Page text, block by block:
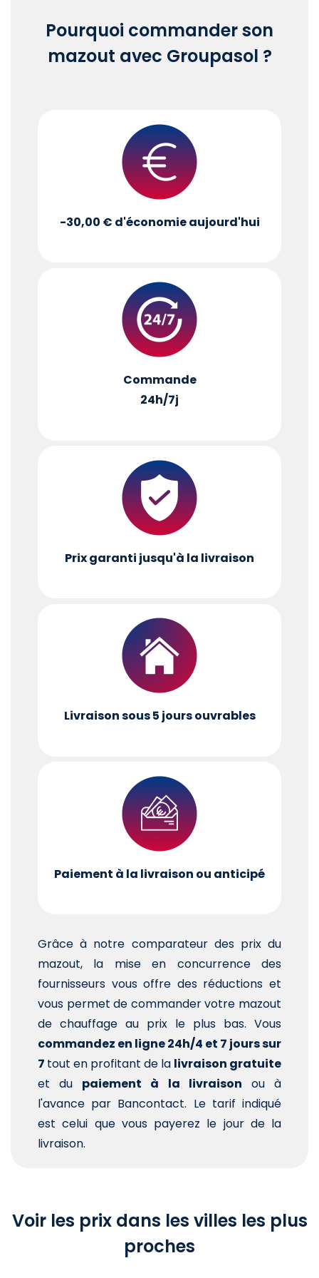
Pourquoi commander son
mazout avec Groupasol ?
-30,00 € d'économie aujourd'hui
Commande
24h/7j
Prix garanti jusqu'à la livraison
Livraison sous 5 jours ouvrables
Paiement à la livraison ou anticipé
Grâce à notre comparateur des prix du
mazout, la mise en concurrence des
fournisseurs vous offre des réductions et
vous permet de commander votre mazout
de chauffage au prix le plus bas. Vous
commandez en ligne 24h/4 et 7 jours sur
7 tout en profitant de la livraison gratuite
et du paiement à la livraison ou à
l'avance par Bancontact. Le tarif indiqué
est celui que vous payerez le jour de la
livraison.
Voir les prix dans les villes les plus
proches